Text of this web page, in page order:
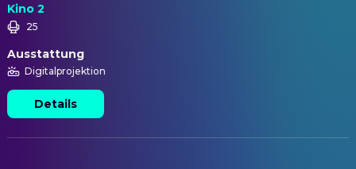
Kino 2
25
Ausstattung
Digitalprojektion
Details